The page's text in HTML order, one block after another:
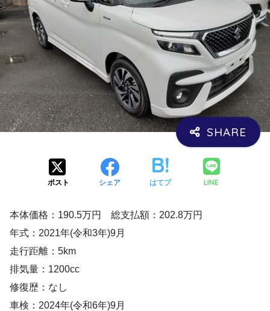
ポスト シェア はてブ LINE
本体価格：190.5万円 総支払額：202.8万円
年式：2021年(令和3年)9月
走行距離：5km
排気量：1200cc
修復歴：なし
車検：2024年(令和6年)9月